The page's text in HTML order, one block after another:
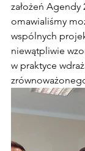
założeń Agendy
omawialiśmy
wspólnych
niewątpliwie
w praktyce